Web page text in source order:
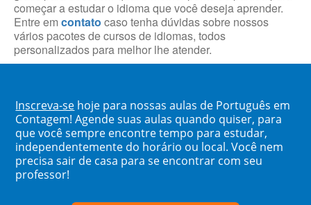
começar a estudar o idioma que você deseja aprender.
Entre em contato caso tenha dúvidas sobre nossos
vários pacotes de cursos de idiomas, todos
personalizados para melhor lhe atender.
Inscreva-se hoje para nossas aulas de Português em
Contagem! Agende suas aulas quando quiser, para
que você sempre encontre tempo para estudar,
independentemente do horário ou local. Você nem
precisa sair de casa para se encontrar com seu
professor!